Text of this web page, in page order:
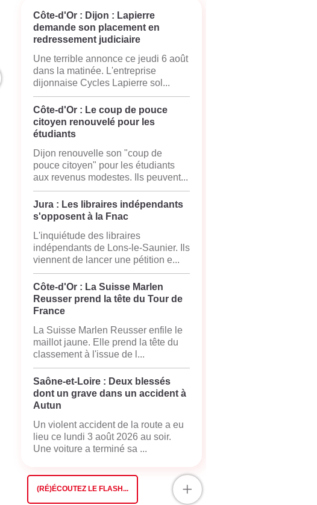
Côte-d'Or : Dijon : Lapierre
demande son placement en
redressement judiciaire
Une terrible annonce ce jeudi 6 août
dans la matinée. L'entreprise
dijonnaise Cycles Lapierre sol...
Côte-d'Or : Le coup de pouce
citoyen renouvelé pour les
étudiants
Dijon renouvelle son "coup de
pouce citoyen" pour les étudiants
aux revenus modestes. Ils peuvent...
Jura : Les libraires indépendants
s'opposent à la Fnac
L'inquiétude des libraires
indépendants de Lons-le-Saunier. Ils
viennent de lancer une pétition e...
Côte-d'Or : La Suisse Marlen
Reusser prend la tête du Tour de
France
La Suisse Marlen Reusser enfile le
maillot jaune. Elle prend la tête du
classement à l'issue de l...
Saône-et-Loire : Deux blessés
dont un grave dans un accident à
Autun
Un violent accident de la route a eu
lieu ce lundi 3 août 2026 au soir.
Une voiture a terminé sa ...
(RÉ)ÉCOUTEZ LE FLASH... +